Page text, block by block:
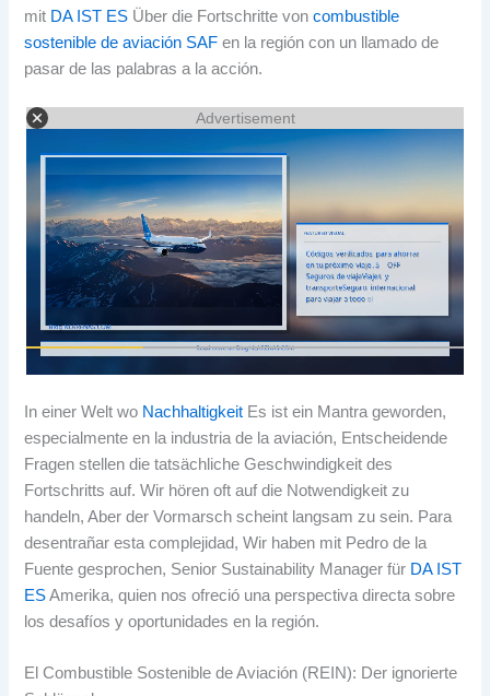
mit DA IST ES Über die Fortschritte voncombustible
sostenible de aviación SAF en la región con un llamado de
pasar de las palabras a la acción.
Advertisement
In einer Welt wo Nachhaltigkeit Es ist ein Mantra geworden,
especialmente en la industria de la aviación, Entscheidende
Fragen stellen die tatsächliche Geschwindigkeit des
Fortschritts auf. Wir hören oft auf die Notwendigkeit zu
handeln, Aber der Vormarsch scheint langsam zu sein. Para
desentrañar esta complejidad, Wir haben mit Pedro de la
Fuente gesprochen, Senior Sustainability Manager für DA IST
ESAmerika,quien nos ofreció una perspectiva directa sobre
los desafíos y oportunidades en la región.
El Combustible Sostenible de Aviación (REIN): Der ignorierte